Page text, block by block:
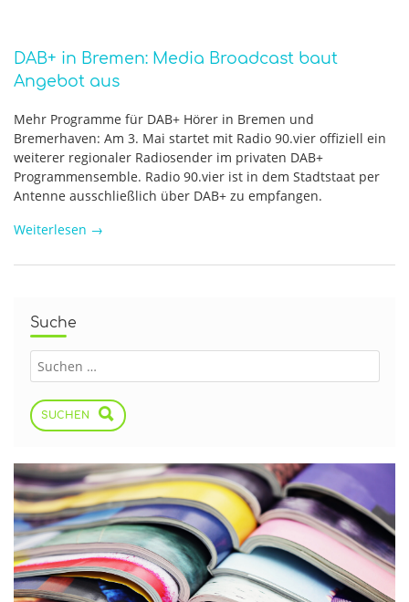
DAB+ in Bremen: Media Broadcast baut
Angebot aus
Mehr Programme für DAB+ Hörer in Bremen und
Bremerhaven: Am 3. Mai startet mit Radio 90.vier offiziell ein
weiterer regionaler Radiosender im privaten DAB+
Programmensemble. Radio 90.vier ist in dem Stadtstaat per
Antenne ausschließlich über DAB+ zu empfangen.
Weiterlesen →
Suche
SUCHEN